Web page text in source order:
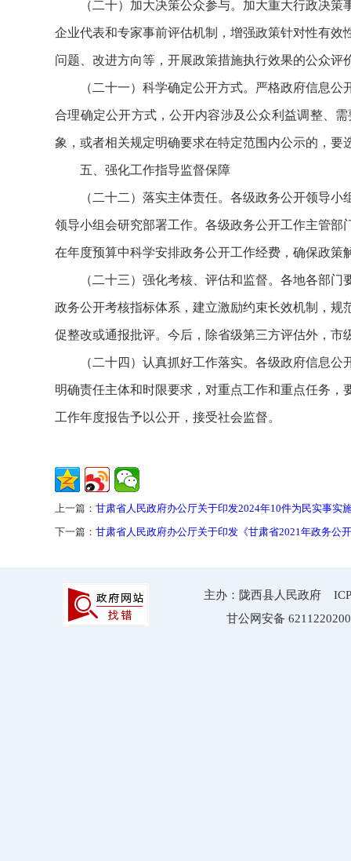
（二十）加大决策公众参与。加大重大行政决
企业代表和专家事前评估机制，增强政策针对性有
问题、改进方向等，开展政策措施执行效果的公众评
（二十一）科学确定公开方式。严格政府信息
合理确定公开方式，公开内容涉及公众利益调整、
象，或者相关规定明确要求在特定范围内公示的，
五、强化工作指导监督保障
（二十二）落实主体责任。各级政务公开领导
领导小组会研究部署工作。各级政务公开工作主管
在年度预算中科学安排政务公开工作经费，确保政
（二十三）强化考核、评估和监督。各地各部
政务公开考核指标体系，建立激励约束长效机制，
促整改或通报批评。今后，除省级第三方评估外，市
（二十四）认真抓好工作落实。各级政府信息
明确责任主体和时限要求，对重点工作和重点任务
工作年度报告予以公开，接受社会监督。
上一篇： 甘肃省人民政府办公厅关于印发2024年10件为民实事实
下一篇： 甘肃省人民政府办公厅关于印发《甘肃省2021年政务公
主办：陇西县人民政府
甘公网安备